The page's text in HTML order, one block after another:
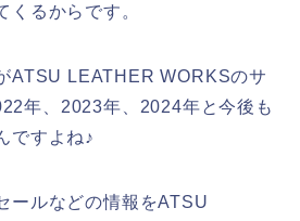
くるからです。
ATSU LEATHER WORKSのサ
年、2023年、2024年と今後も
ですよね♪
ールなどの情報をATSU